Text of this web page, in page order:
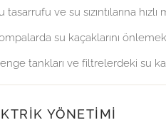
tasarrufu ve su sızıntılarına
su kaçaklarını
tankları ve filtrelerdeki su
YÖNETIMI